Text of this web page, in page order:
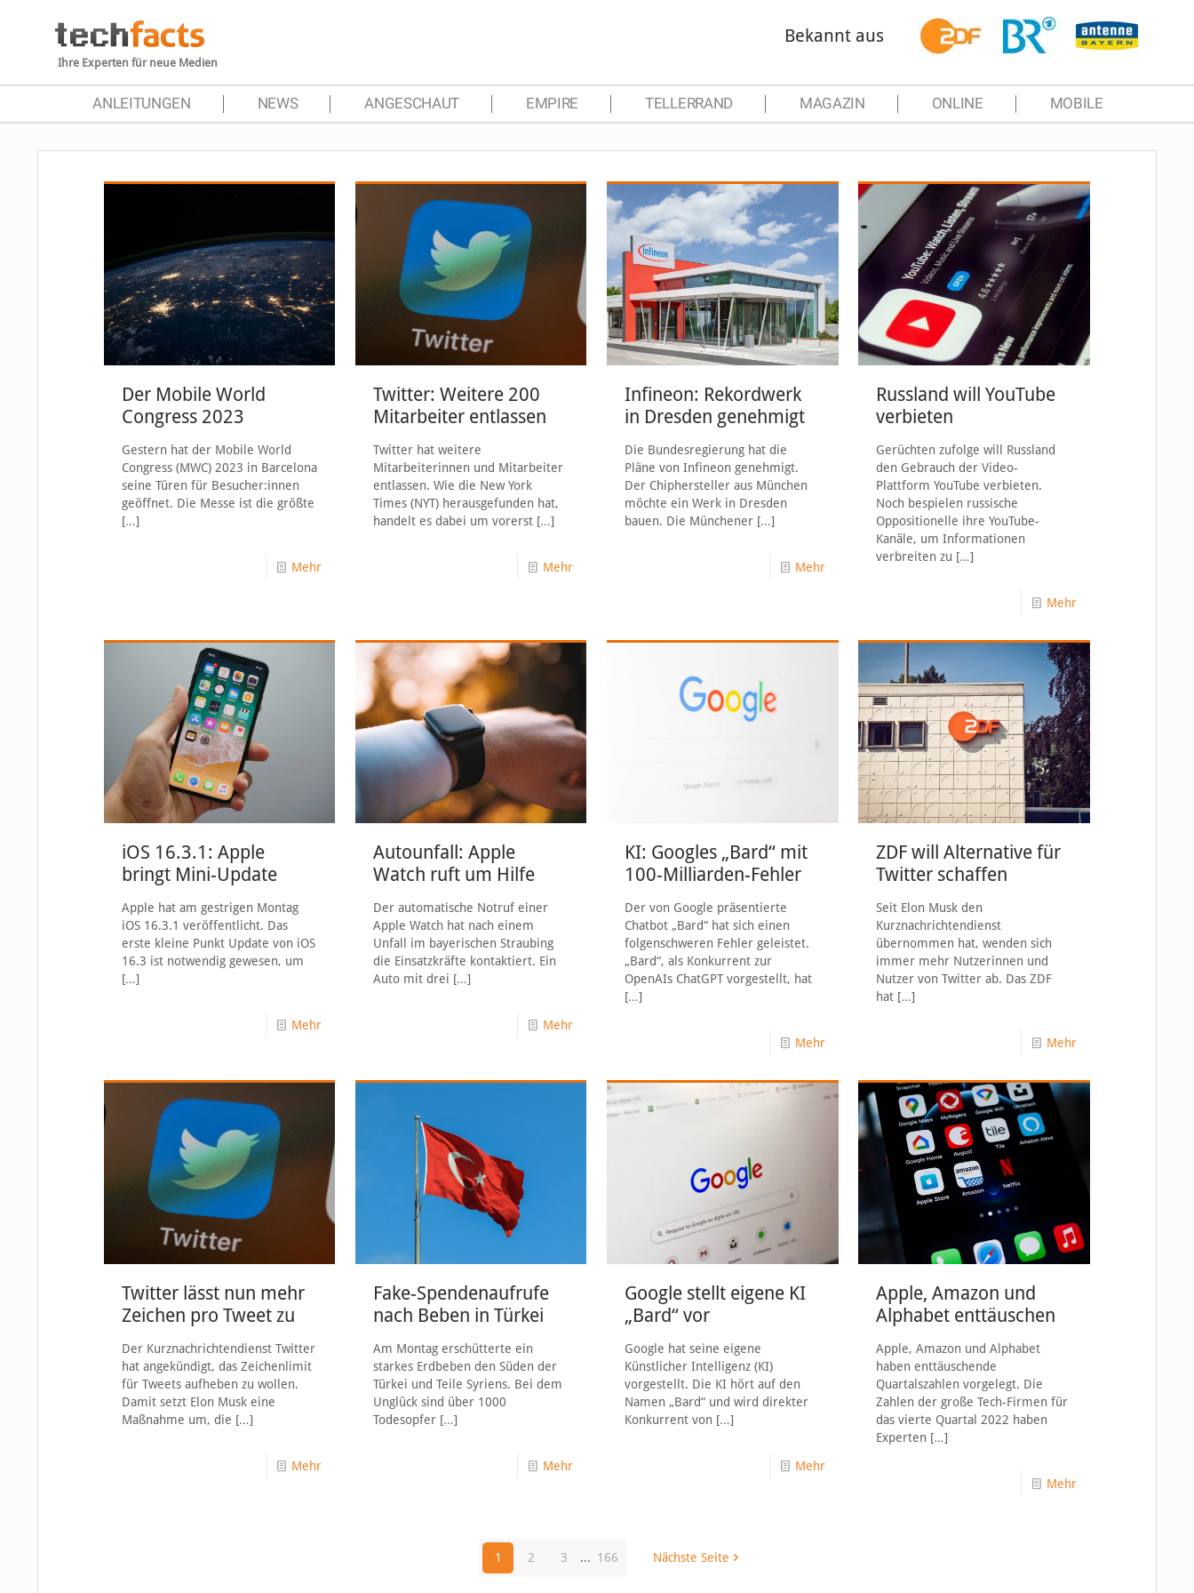
Ihre Experten für neue Medien
Bekannt aus
ANLEITUNGEN NEWS ANGESCHAUT EMPIRE TELLERRAND MAGAZIN ONLINE MOBILE
Der Mobile World
Congress 2023
Gestern hat der Mobile World
Congress (MWC) 2023 in Barcelona
seine Türen für Besucher:innen
geöffnet. Die Messe ist die größte
[…]
Mehr
Twitter: Weitere 200
Mitarbeiter entlassen
Twitter hat weitere
Mitarbeiterinnen und Mitarbeiter
entlassen. Wie die New York
Times (NYT) herausgefunden hat,
handelt es dabei um vorerst[…]
Mehr
Infineon: Rekordwerk
in Dresden genehmigt
Die Bundesregierung hat die
Pläne von Infineon genehmigt.
Der Chiphersteller aus München
möchte ein Werk in Dresden
bauen. Die Münchener […]
Mehr
Russland will YouTube
verbieten
Gerüchten zufolge will Russland
den Gebrauch der Video-
Plattform YouTube verbieten.
Noch bespielen russische
Oppositionelle ihre YouTube-
Kanäle, um Informationen
verbreiten zu […]
Mehr
iOS 16.3.1: Apple
bringt Mini-Update
Apple hat am gestrigen Montag
iOS 16.3.1 veröffentlicht. Das
erste kleine Punkt Update von iOS
16.3 ist notwendig gewesen, um
[…]
Mehr
Autounfall: Apple
Watch ruft um Hilfe
Der automatische Notruf einer
Apple Watch hat nach einem
Unfall im bayerischen Straubing
die Einsatzkräfte kontaktiert. Ein
Auto mit drei […]
Mehr
KI: Googles „Bard“ mit
100-Milliarden-Fehler
Der von Google präsentierte
Chatbot „Bard“ hat sich einen
folgenschweren Fehler geleistet.
„Bard“, als Konkurrent zur
OpenAIs ChatGPT vorgestellt, hat
[…]
Mehr
ZDF will Alternative für
Twitter schaffen
Seit Elon Musk den
Kurznachrichtendienst
übernommen hat, wenden sich
immer mehr Nutzerinnen und
Nutzer von Twitter ab. Das ZDF
hat […]
Mehr
Twitter lässt nun mehr
Zeichen pro Tweet zu
Der Kurznachrichtendienst Twitter
hat angekündigt, das Zeichenlimit
für Tweets aufheben zu wollen.
Damit setzt Elon Musk eine
Maßnahme um, die […]
Mehr
Fake-Spendenaufrufe
nach Beben in Türkei
Am Montag erschütterte ein
starkes Erdbeben den Süden der
Türkei und Teile Syriens. Bei dem
Unglück sind über 1000
Todesopfer[…]
Mehr
Google stellt eigene KI
„Bard“ vor
Google hat seine eigene
Künstlicher Intelligenz (KI)
vorgestellt. Die KI hört auf den
Namen „Bard“ und wird direkter
Konkurrent von […]
Mehr
Apple, Amazon und
Alphabet enttäuschen
Apple, Amazon und Alphabet
haben enttäuschende
Quartalszahlen vorgelegt. Die
Zahlen der große Tech-Firmen für
das vierte Quartal 2022 haben
Experten […]
Mehr
1 2 3 ... 166 Nächste Seite